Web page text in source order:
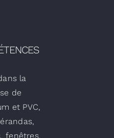
la
de
et PVC,
fenêtres.